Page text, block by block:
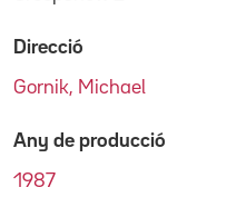
Direcció
Gornik, Michael
Any de producció
1987